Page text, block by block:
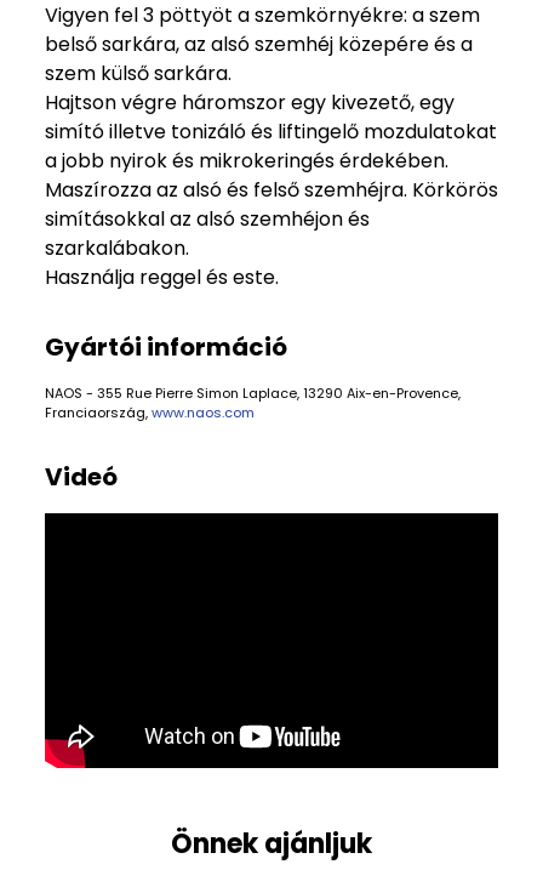
Vigyen fel 3 pöttyöt a szemkörnyékre: a szem
belső sarkára, az alsó szemhéj közepére és a
szem külső sarkára.
Hajtson végre háromszor egy kivezető, egy
simító illetve tonizáló és liftingelő mozdulatokat
a jobb nyirok és mikrokeringés érdekében.
Maszírozza az alsó és felső szemhéjra. Körkörös
simításokkal az alsó szemhéjon és
szarkalábakon.
Használja reggel és este.
Gyártói információ
NAOS - 355 Rue Pierre Simon Laplace, 13290 Aix-en-Provence,
Franciaország,www.naos.com
Videó
Önnek ajánljuk